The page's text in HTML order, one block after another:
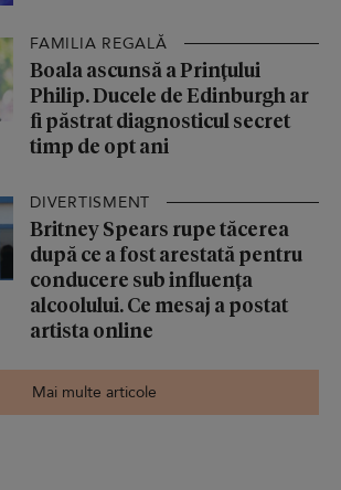
FAMILIA REGALĂ
Boala ascunsă a Prințului
Philip. Ducele de Edinburgh ar
fi păstrat diagnosticul secret
timp de opt ani
DIVERTISMENT
Britney Spears rupe tăcerea
după ce a fost arestată pentru
conducere sub influența
alcoolului. Ce mesaj a postat
artista online
Mai multe articole